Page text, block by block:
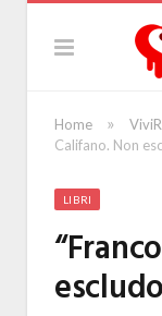
Home »
Califano. Non
LIBRI